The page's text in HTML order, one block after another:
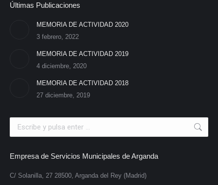
Últimas Publicaciones
MEMORIA DE ACTIVIDAD 2020
3 febrero, 2022
MEMORIA DE ACTIVIDAD 2019
4 diciembre, 2020
MEMORIA DE ACTIVIDAD 2018
27 diciembre, 2019
Empresa de Servicios Municipales de Arganda
C/ Solanilla, 27 28500, Arganda del Rey (Madrid)